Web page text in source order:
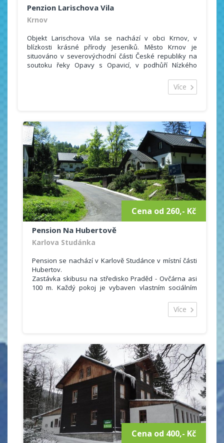
Penzion Larischova Vila
Krnov
Objekt Larischova Vila se nachází v obci Krnov, v
blízkosti krásné přírody Jeseníků. Město Krnov je
situováno v severovýchodní části České republiky na
soutoku řeky Opavy s Opavicí, v podhůří Nízkého
Ubytování je vhodné jak pro ty, kteří preferují
apartmánech, které disponují vlastní kuchyní,
koupelnou s toaletou. Součástí každého pokoje je také
televizor nebo internetové připojení.
Více
Cena od 260,- Kč
Pension Na Hubertově
Karlova Studánka
Pension se nachází v Karlově Studánce v místní části
Hubertov.
Zastávka skibusu na středisko Praděd - Ovčárna asi
100 m. Každý pokoj je vybaven vlastním sociálním
je rovněž k dispozici společenská místnost s televizí,
kuchyňský kout, v létě venkovní posezení s ohništěm.
Více
Cena od 400,- Kč